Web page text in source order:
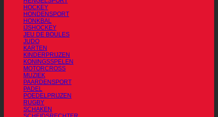
HOCKEY
HONDENSPORT
HONKBAL
IJSHOCKEY
JEU DE BOULES
JUDO
KARTEN
KINDERPRIJZEN
KONINGSSPELEN
MOTORCROSS
MUZIEK
PAARDENSPORT
PADEL
POEDELPRIJZEN
RUGBY
SCHAKEN